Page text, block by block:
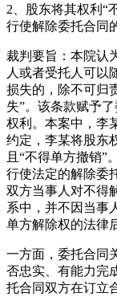
2、股东将其权利“
行使解除委托合同
裁判要旨：本院认
人或者受托人可以
损失的，除不可归
失”。该条款赋予
权利。本案中，李
约定，李某将股东
且“不得单方撤销”
行使法定的解除委
双方当事人对不得
系中，并不因当事
单方解除权的法律
一方面，委托合同
否忠实、有能力完
托合同双方在订立